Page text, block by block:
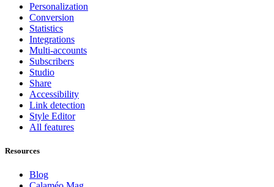
Personalization
Conversion
Statistics
Integrations
Multi-accounts
Subscribers
Studio
Share
Accessibility
Link detection
Style Editor
All features
Resources
Blog